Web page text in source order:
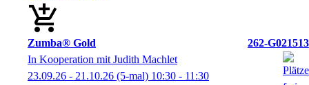
Zumba® Gold
262-G021513
In Kooperation mit Judith Machlet
23.09.26 - 21.10.26 (5-mal) 10:30 - 11:30